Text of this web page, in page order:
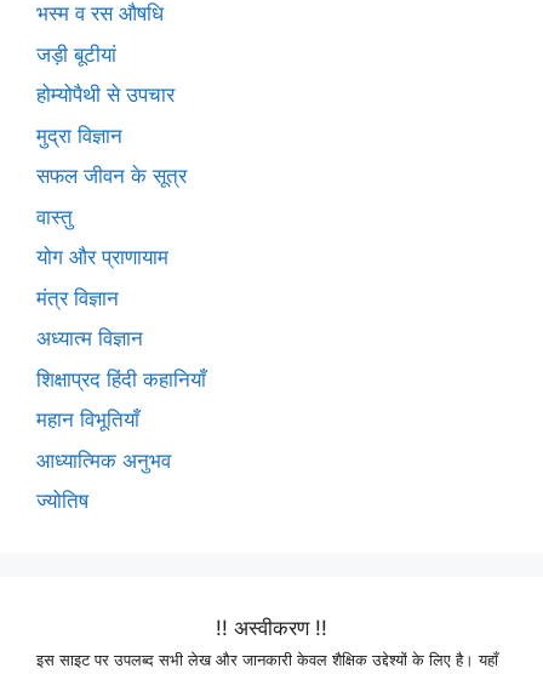
भस्म व रस औषधि
जड़ी बूटीयां
होम्योपैथी से उपचार
मुद्रा विज्ञान
सफल जीवन के सूत्र
वास्तु
योग और प्राणायाम
मंत्र विज्ञान
अध्यात्म विज्ञान
शिक्षाप्रद हिंदी कहानियाँ
महान विभूतियाँ
आध्यात्मिक अनुभव
ज्योतिष
!! अस्वीकरण !!
इस साइट पर उपलब्द सभी लेख और जानकारी केवल शैक्षिक उद्देश्यों के लिए है। यहाँ